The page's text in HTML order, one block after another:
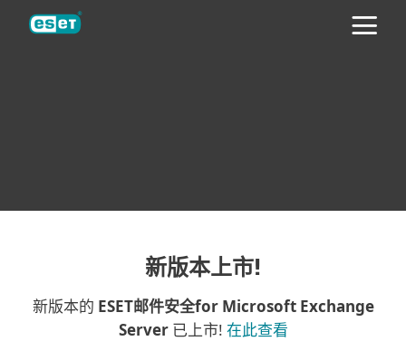
新版本上市!
新版本的 ESET邮件安全for Microsoft Exchange
Server已上市! 在此查看
ESET